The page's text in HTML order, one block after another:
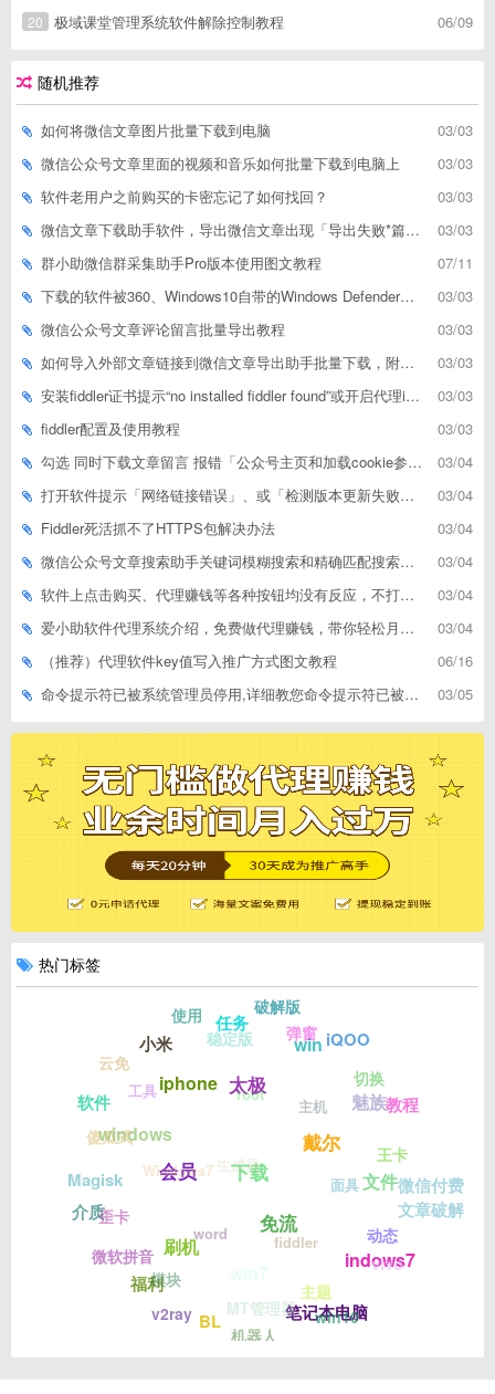
06/09
20 极域课堂管理系统软件解除控制教程
随机推荐
03/03
如何将微信文章图片批量下载到电脑
03/03
微信公众号文章里面的视频和音乐如何批量下载到电脑上
03/03
软件老用户之前购买的卡密忘记了如何找回？
03/03
微信文章下载助手软件，导出微信文章出现「导出失败*篇」如何解决
07/11
群小助微信群采集助手Pro版本使用图文教程
03/03
下载的软件被360、Windows10自带的Windows Defender、腾讯管家等杀毒软件误删了怎么解决
03/03
微信公众号文章评论留言批量导出教程
03/03
如何导入外部文章链接到微信文章导出助手批量下载，附上3种方式
03/03
安装fiddler证书提示“no installed fiddler found”或开启代理ip失败
03/03
fiddler配置及使用教程
03/04
勾选 同时下载文章留言 报错「公众号主页和加载cookie参数不能为空」
03/04
打开软件提示「网络链接错误」、或「检测版本更新失败」等网络问题解决方案
03/04
Fiddler死活抓不了HTTPS包解决办法
03/04
微信公众号文章搜索助手关键词模糊搜索和精确匹配搜索的区别
03/04
软件上点击购买、代理赚钱等各种按钮均没有反应，不打开相应网址怎么解决
03/04
爱小助软件代理系统介绍，免费做代理赚钱，带你轻松月收入过万
06/16
（推荐）代理软件key值写入推广方式图文教程
03/05
命令提示符已被系统管理员停用,详细教您命令提示符已被系统管理员停用怎么办
热门标签
下载
会员
刷机
免流
戴尔
太极
iphone
windows
介质
福利
BL
笔记本电脑
indows7
文件
魅族
win
任务
小米
软件
Magisk
微软拼音
v2ray
机器人
win10
vivo
微信付费
文章破解
教程
iQOO
破解版
使用
云免
傻瓜式
歪卡
模块
MT管理器
主题
动态
王卡
切换
弹窗
稳定版
工具
Windows7
word fiddler
面具
主机
root
生成器